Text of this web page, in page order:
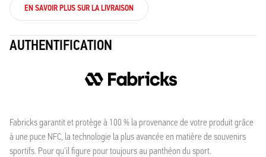
EN SAVOIR PLUS SUR LA LIVRAISON
AUTHENTIFICATION
Fabricks garantit et protège à 100 % la provenance de votre produit grâce
à une puce NFC, la technologie la plus avancée en matière de souvenirs
sportifs. Pour qu'il figure pour toujours au panthéon du sport.